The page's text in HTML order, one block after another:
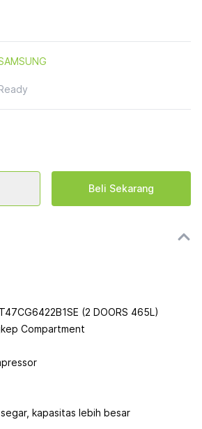
Beli Sekarang
(2 DOORS 465L)
Compartment
kapasitas lebih besar